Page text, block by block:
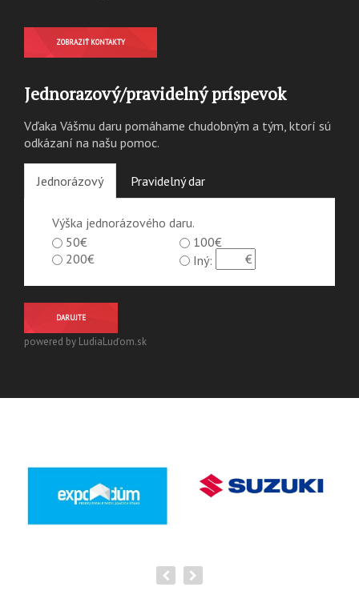
ZOBRAZIŤ KONTAKTY
Jednorazový/pravidelný príspevok
Vďaka Vášmu daru pomáhame chudobným a tým, ktorí sú
odkázaní na našu pomoc.
Jednorázový Pravidelný dar
Výška jednorázového daru.
50€
100€
200€
Iný:
DARUJTE
powered by LudiaLuďom.sk